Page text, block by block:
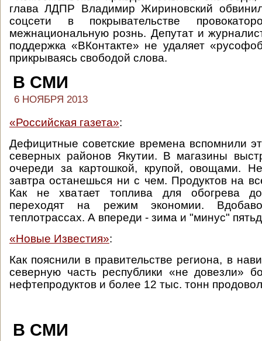
глава ЛДПР Владимир Жириновский
соцсети в покрывательстве
межнациональную рознь. Депутат и
поддержка «ВКонтакте» не удаляет
прикрываясь свободой слова.
В СМИ
6 НОЯБРЯ 2013
«Российская газета»:
Дефицитные советские времена вспомнили
северных районов Якутии. В магазины
очереди за картошкой, крупой, овощами.
завтра останешься ни с чем. Продуктов на
Как не хватает топлива для обогрева
переходят на режим экономии.
теплотрассах. А впереди - зима и "минус"
«Новые Известия»:
Как пояснили в правительстве региона, в
северную часть республики «не довезли»
нефтепродуктов и более 12 тыс. тонн
В СМИ